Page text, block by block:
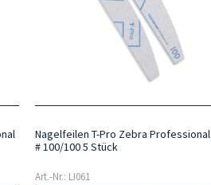
Nagelfeilen T-Pro Zebra Professional
# 100/100 5 Stück
Art.-Nr.: LI061